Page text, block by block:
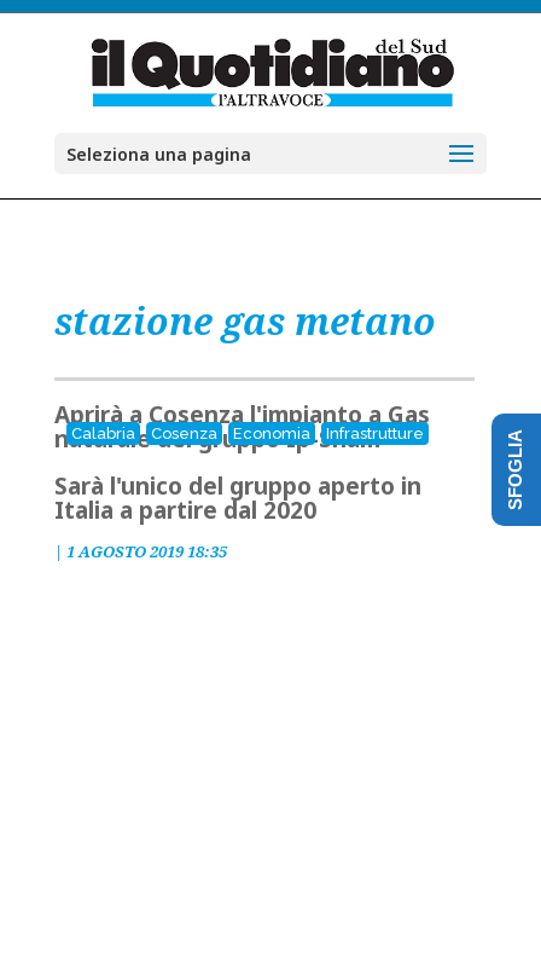
Seleziona una pagina
stazione gas metano
Calabria Cosenza Economia Infrastrutture
Aprirà a Cosenza l'impianto a Gas
naturale del gruppo Ip-Snam
Sarà l'unico del gruppo aperto in
Italia a partire dal 2020
| 1 AGOSTO 2019 18:35
SFOGLIA